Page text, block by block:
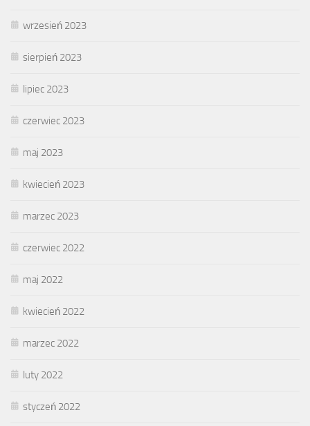
wrzesień 2023
sierpień 2023
lipiec 2023
czerwiec 2023
maj 2023
kwiecień 2023
marzec 2023
czerwiec 2022
maj 2022
kwiecień 2022
marzec 2022
luty 2022
styczeń 2022